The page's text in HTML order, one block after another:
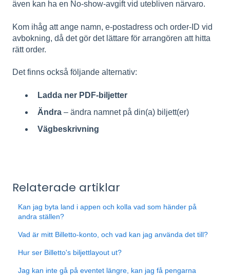
även kan ha en No-show-avgift vid utebliven närvaro.
Kom ihåg att ange namn, e-postadress och order-ID vid
avbokning, då det gör det lättare för arrangören att hitta
rätt order.
Det finns också följande alternativ:
Ladda ner PDF-biljetter
Ändra – ändra namnet på din(a) biljett(er)
Vägbeskrivning
Relaterade artiklar
Kan jag byta land i appen och kolla vad som händer på
andra ställen?
Vad är mitt Billetto-konto, och vad kan jag använda det till?
Hur ser Billetto's biljettlayout ut?
Jag kan inte gå på eventet längre, kan jag få pengarna